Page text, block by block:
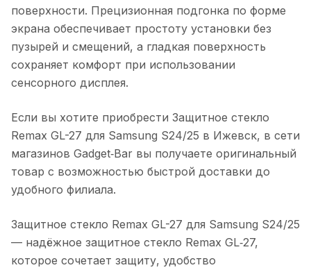
поверхности. Прецизионная подгонка по форме
экрана обеспечивает простоту установки без
пузырей и смещений, а гладкая поверхность
сохраняет комфорт при использовании
сенсорного дисплея.
Если вы хотите приобрести Защитное стекло
Remax GL-27 для Samsung S24/25 в Ижевск, в сети
магазинов Gadget‑Bar вы получаете оригинальный
товар с возможностью быстрой доставки до
удобного филиала.
Защитное стекло Remax GL-27 для Samsung S24/25
— надёжное защитное стекло Remax GL‑27,
которое сочетает защиту, удобство